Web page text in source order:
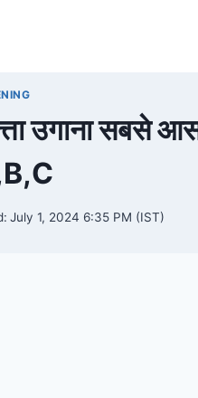
उगाना सबसे
July 1, 2024 6:35 PM (IST)